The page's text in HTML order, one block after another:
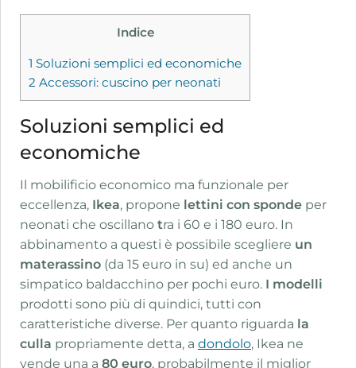
Indice
1 Soluzioni semplici ed economiche
2 Accessori: cuscino per neonati
Soluzioni semplici ed
economiche
Il mobilificio economico ma funzionale per
eccellenza, Ikea, propone lettini con sponde per
neonati che oscillano tra i 60 e i 180 euro. In
abbinamento a questi è possibile scegliere un
materassino (da 15 euro in su) ed anche un
simpatico baldacchino per pochi euro. I modelli
prodotti sono più di quindici, tutti con
caratteristiche diverse. Per quanto riguarda la
culla propriamente detta, a dondolo, Ikea ne
vende una a 80 euro, probabilmente il miglior